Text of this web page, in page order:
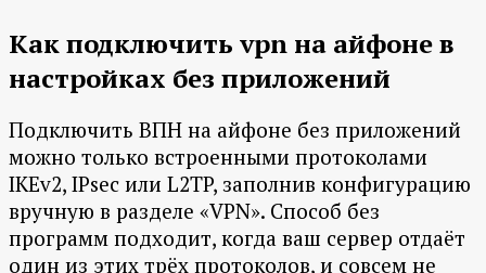
Как подключить vpn на айфоне в
настройках без приложений
Подключить ВПН на айфоне без приложений
можно только встроенными протоколами
IKEv2, IPsec или L2TP, заполнив конфигурацию
вручную в разделе «VPN». Способ без
программ подходит, когда ваш сервер отдаёт
один из этих трёх протоколов, и совсем не